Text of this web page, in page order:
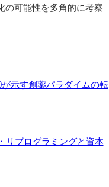
の可能性を多角的に考察
示す創薬パラダイムの転
リプログラミングと資本